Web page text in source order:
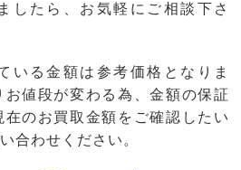
したら、お気軽にご相談下さ
いる金額は参考価格となりま
値段が変わる為、金額の保証
のお買取金額をご確認したい
合わせください。